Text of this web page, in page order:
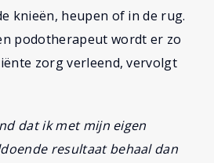
knieën, heupen of in de rug.
podotherapeut wordt er zo
zorg verleend, vervolgt
dat ik met mijn eigen
resultaat behaal dan